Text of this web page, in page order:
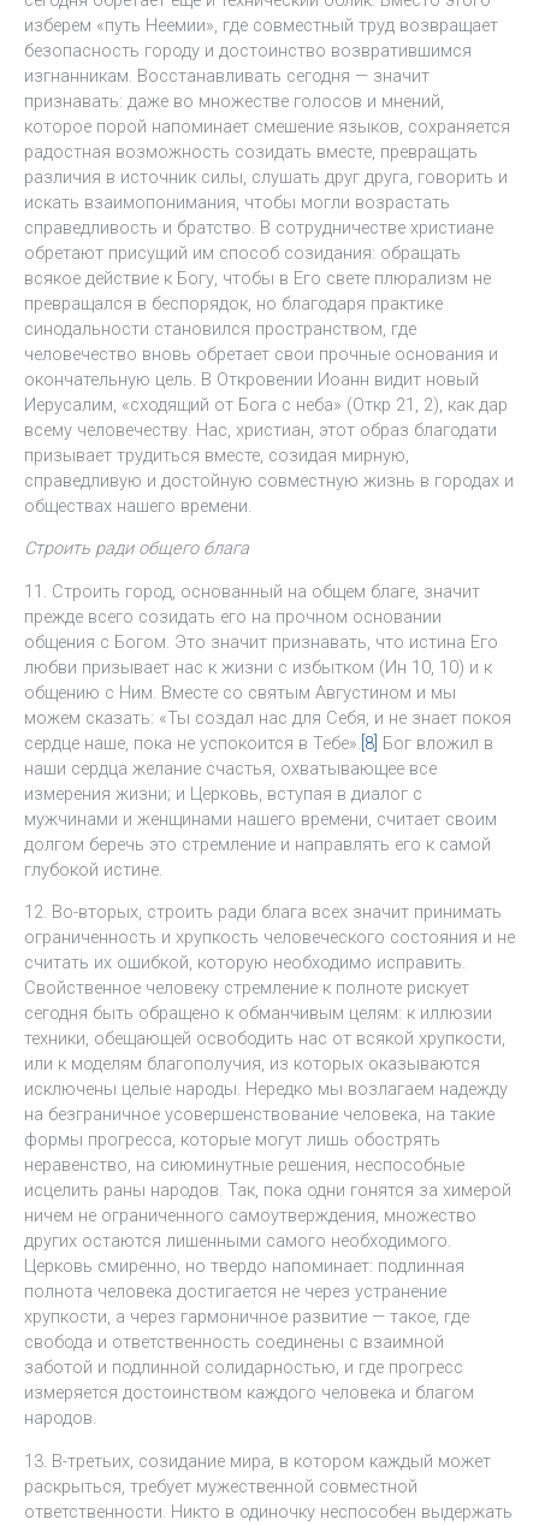
изберем «путь Неемии», где совместный труд возвращает
безопасность городу и достоинство возвратившимся
изгнанникам. Восстанавливать сегодня — значит
признавать: даже во множестве голосов и мнений,
которое порой напоминает смешение языков, сохраняется
радостная возможность созидать вместе, превращать
различия в источник силы, слушать друг друга, говорить и
искать взаимопонимания, чтобы могли возрастать
справедливость и братство. В сотрудничестве христиане
обретают присущий им способ созидания: обращать
всякое действие к Богу, чтобы в Его свете плюрализм не
превращался в беспорядок, но благодаря практике
синодальности становился пространством, где
человечество вновь обретает свои прочные основания и
окончательную цель. В Откровении Иоанн видит новый
Иерусалим, «сходящий от Бога с неба» (Откр 21, 2), как дар
всему человечеству. Нас, христиан, этот образ благодати
призывает трудиться вместе, созидая мирную,
справедливую и достойную совместную жизнь в городах и
обществах нашего времени.
Строить ради общего блага
11. Строить город, основанный на общем благе, значит
прежде всего созидать его на прочном основании
общения с Богом. Это значит признавать, что истина Его
любви призывает нас к жизни с избытком (Ин 10, 10) и к
общению с Ним. Вместе со святым Августином и мы
можем сказать: «Ты создал нас для Себя, и не знает покоя
сердце наше, пока не успокоится в Тебе». [8] Бог вложил в
наши сердца желание счастья, охватывающее все
измерения жизни; и Церковь, вступая в диалог с
мужчинами и женщинами нашего времени, считает своим
долгом беречь это стремление и направлять его к самой
глубокой истине.
12. Во-вторых, строить ради блага всех значит принимать
ограниченность и хрупкость человеческого состояния и не
считать их ошибкой, которую необходимо исправить.
Свойственное человеку стремление к полноте рискует
сегодня быть обращено к обманчивым целям: к иллюзии
техники, обещающей освободить нас от всякой хрупкости,
или к моделям благополучия, из которых оказываются
исключены целые народы. Нередко мы возлагаем надежду
на безграничное усовершенствование человека, на такие
формы прогресса, которые могут лишь обострять
неравенство, на сиюминутные решения, неспособные
исцелить раны народов. Так, пока одни гонятся за химерой
ничем не ограниченного самоутверждения, множество
других остаются лишенными самого необходимого.
Церковь смиренно, но твердо напоминает: подлинная
полнота человека достигается не через устранение
хрупкости, а через гармоничное развитие — такое, где
свобода и ответственность соединены с взаимной
заботой и подлинной солидарностью, и где прогресс
измеряется достоинством каждого человека и благом
народов.
13. В-третьих, созидание мира, в котором каждый может
раскрыться, требует мужественной совместной
ответственности. Никто в одиночку неспособен выдержать